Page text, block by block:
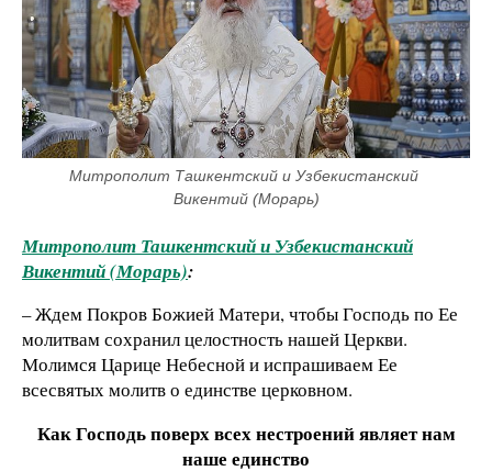
Митрополит Ташкентский и Узбекистанский
Викентий (Морарь)
Митрополит Ташкентский и Узбекистанский
Викентий (Морарь):
– Ждем Покров Божией Матери, чтобы Господь по Ее
молитвам сохранил целостность нашей Церкви.
Молимся Царице Небесной и испрашиваем Ее
всесвятых молитв о единстве церковном.
Как Господь поверх всех нестроений являет нам
наше единство